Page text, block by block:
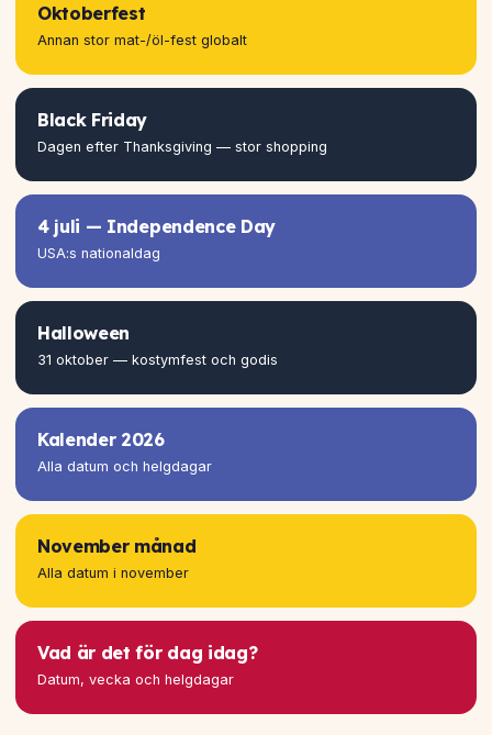
Oktoberfest
Annan stor mat-/öl-fest globalt
Black Friday
Dagen efter Thanksgiving — stor shopping
4 juli — Independence Day
USA:s nationaldag
Halloween
31 oktober — kostymfest och godis
Kalender 2026
Alla datum och helgdagar
November månad
Alla datum i november
Vad är det för dag idag?
Datum, vecka och helgdagar